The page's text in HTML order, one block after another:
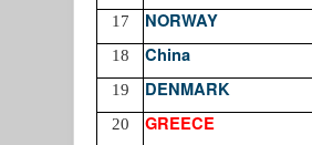
17 NORWAY
18 China
19 DENMARK
20 GREECE